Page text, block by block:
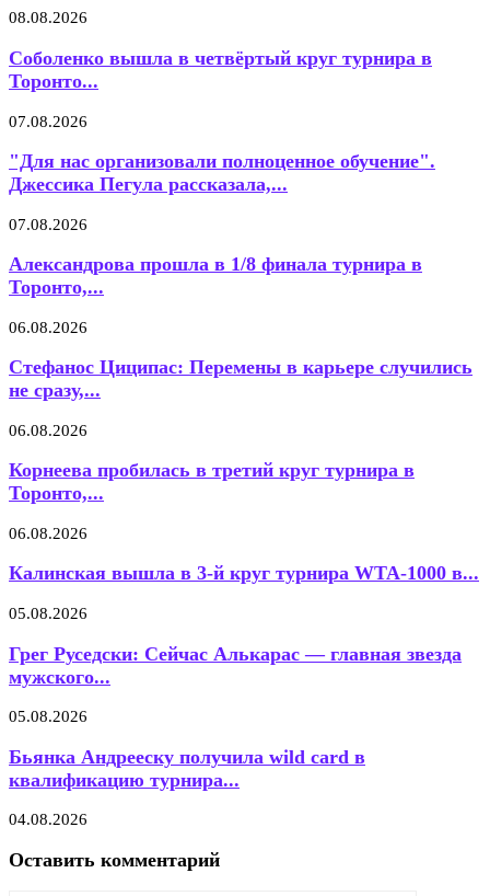
08.08.2026
Соболенко вышла в четвёртый круг турнира в
Торонто...
07.08.2026
"Для нас организовали полноценное обучение".
Джессика Пегула рассказала,...
07.08.2026
Александрова прошла в 1/8 финала турнира в
Торонто,...
06.08.2026
Стефанос Циципас: Перемены в карьере случились
не сразу,...
06.08.2026
Корнеева пробилась в третий круг турнира в
Торонто,...
06.08.2026
Калинская вышла в 3-й круг турнира WTA-1000 в...
05.08.2026
Грег Руседски: Сейчас Алькарас — главная звезда
мужского...
05.08.2026
Бьянка Андрееску получила wild card в
квалификацию турнира...
04.08.2026
Оставить комментарий